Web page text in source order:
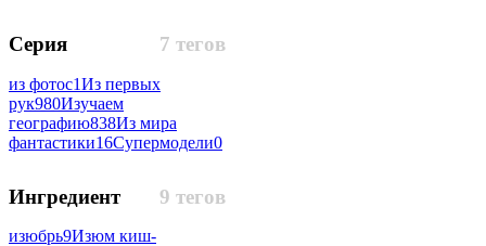
7 тегов
Серия
из фотос1Из первых
рук980Изучаем
географию838Из мира
фантастики16Супермодели0
9 тегов
Ингредиент
изюбрь9Изюм киш-